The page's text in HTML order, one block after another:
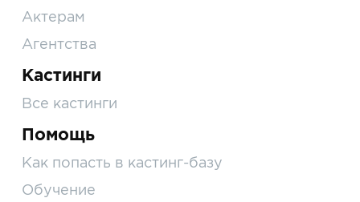
Актерам
Агентства
Кастинги
Все кастинги
Помощь
Как попасть в кастинг-базу
Обучение